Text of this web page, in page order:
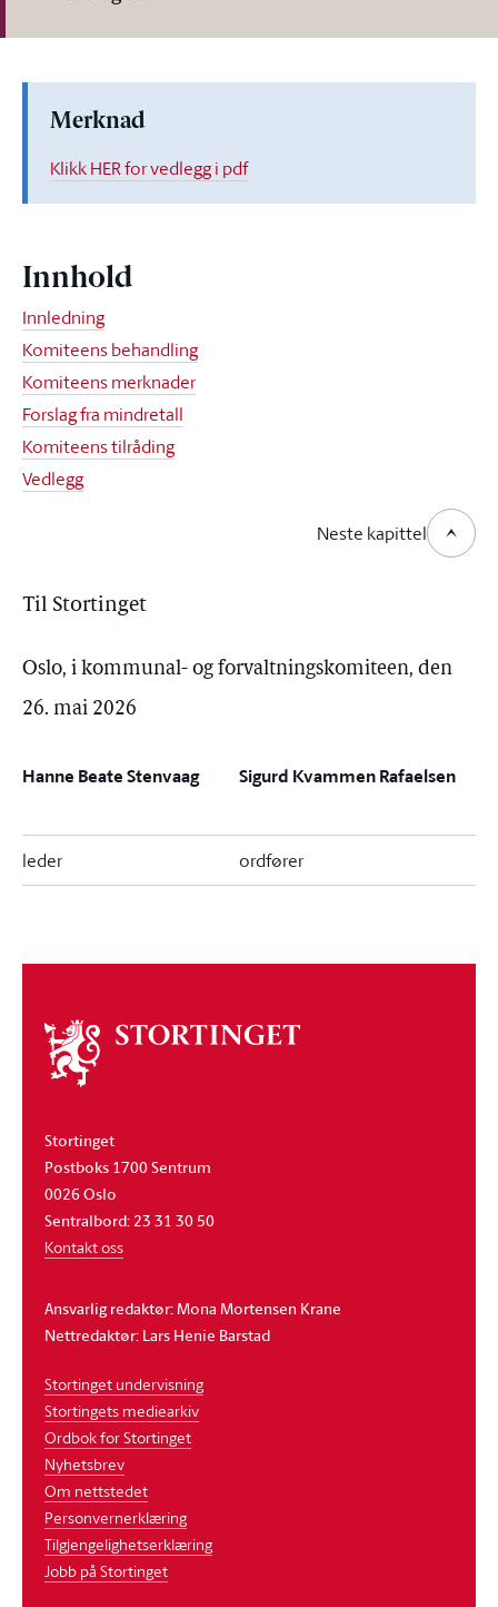
Merknad
Klikk HER for vedlegg i pdf
Innhold
Innledning
Komiteens behandling
Komiteens merknader
Forslag fra mindretall
Komiteens tilråding
Vedlegg
Neste kapittel
Til Stortinget
Oslo, i kommunal- og forvaltningskomiteen, den
26. mai 2026
Hanne Beate Stenvaag Sigurd Kvammen Rafaelsen
leder ordfører
Om
stortinget
Stortinget
Postboks 1700 Sentrum
0026 Oslo
Sentralbord: 23 31 30 50
Kontakt oss
Ansvarlig redaktør: Mona Mortensen Krane
Nettredaktør: Lars Henie Barstad
Stortinget undervisning
Stortingets mediearkiv
Ordbok for Stortinget
Nyhetsbrev
Om nettstedet
Personvernerklæring
Tilgjengelighetserklæring
Jobb på Stortinget